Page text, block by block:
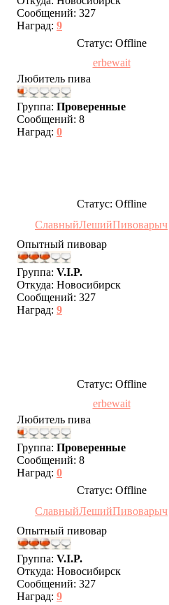
Сообщений: 327
Наград: 9
Статус: Offline
erbewait
Любитель пива
Группа: Проверенные
Сообщений: 8
Наград: 0
Статус: Offline
СлавныйЛешийПивоварыч
Опытный пивовар
Группа: V.I.P.
Откуда: Новосибирск
Сообщений: 327
Наград: 9
Статус: Offline
erbewait
Любитель пива
Группа: Проверенные
Сообщений: 8
Наград: 0
Статус: Offline
СлавныйЛешийПивоварыч
Опытный пивовар
Группа: V.I.P.
Откуда: Новосибирск
Сообщений: 327
Наград: 9